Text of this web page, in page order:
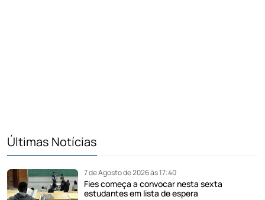
Últimas Notícias
7 de Agosto de 2026 às 17:40
Fies começa a convocar nesta sexta
estudantes em lista de espera